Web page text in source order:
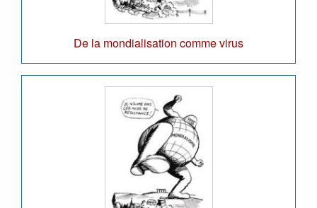
De la mondialisation comme virus